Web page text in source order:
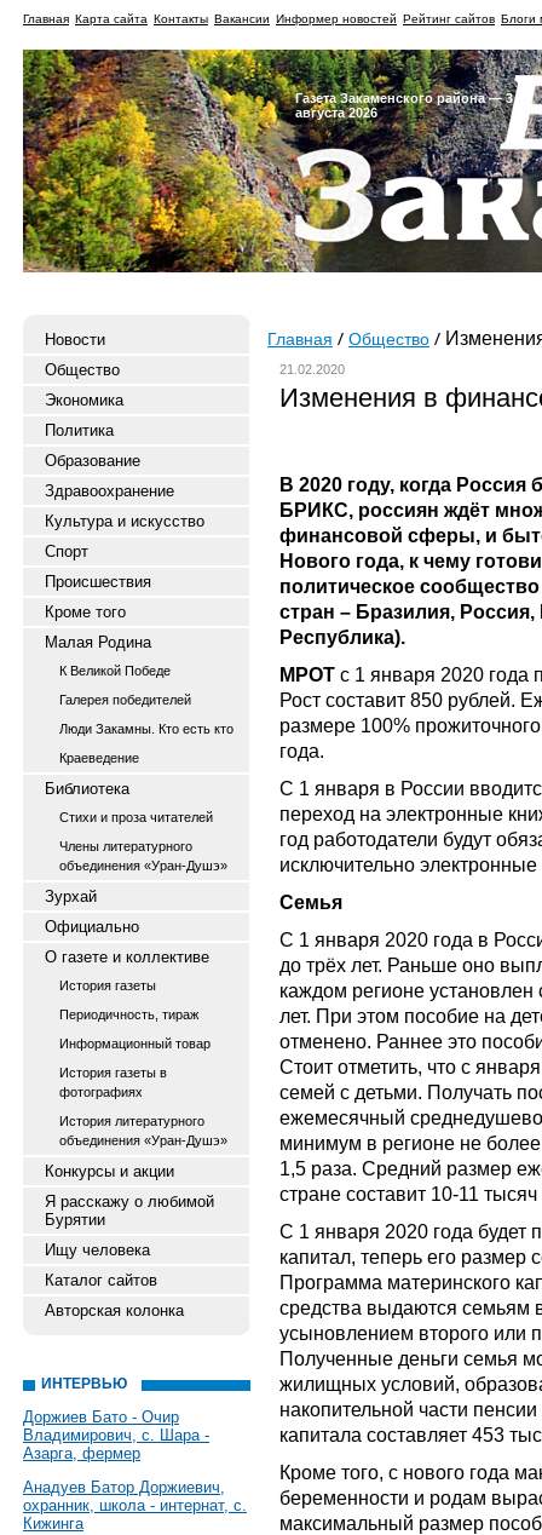
Главная Карта сайта Контакты Вакансии Информер новостей Рейтинг сайтов Блоги
Газета Закаменского района — 3
августа 2026
Новости
Общество
Экономика
Политика
Образование
Здравоохранение
Культура и искусство
Спорт
Происшествия
Кроме того
Малая Родина
К Великой Победе
Галерея победителей
Люди Закамны. Кто есть кто
Краеведение
Библиотека
Стихи и проза читателей
Члены литературного
объединения «Уран-Душэ»
Зурхай
Официально
О газете и коллективе
История газеты
Периодичность, тираж
Информационный товар
История газеты в
фотографиях
История литературного
объединения «Уран-Душэ»
Конкурсы и акции
Я расскажу о любимой
Бурятии
Ищу человека
Каталог сайтов
Авторская колонка
ИНТЕРВЬЮ
Доржиев Бато - Очир
Владимирович, с. Шара -
Азарга, фермер
Анадуев Батор Доржиевич,
охранник, школа - интернат, с.
Кижинга
Главная Общество
21.02.2020
Изменения в
В 2020 году, когда Россия
БРИКС, россиян ждёт
финансовой сферы, и
Нового года, к чему
политическое
стран – Бразилия,
Республика).
МРОТ с 1 января 2020 года
Рост составит 850 рублей.
размере 100%
года.
С 1 января в России
переход на электронные
год работодатели будут
исключительно
Семья
С 1 января 2020 года в
до трёх лет. Раньше оно
каждом регионе
лет. При этом пособие на
отменено. Раннее это
Стоит отметить, что с
семей с детьми. Получать
ежемесячный
минимум в регионе не
1,5 раза. Средний размер
стране составит 10-11
С 1 января 2020 года будет
капитал, теперь его размер
Программа материнского
средства выдаются семьям
усыновлением второго или
Полученные деньги семья
жилищных условий,
накопительной части
капитала составляет 453
Кроме того, с нового года
беременности и родам
максимальный размер